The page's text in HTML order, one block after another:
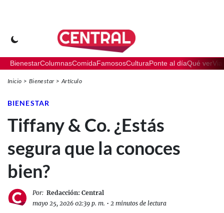
BienestarColumnasComidaFamososCulturaPonte al díaQué ver
Inicio Bienestar Artículo
BIENESTAR
Tiffany & Co. ¿Estás
segura que la conoces
bien?
Por: Redacción: Central
mayo 25, 2026 02:39 p. m. • 2 minutos de lectura